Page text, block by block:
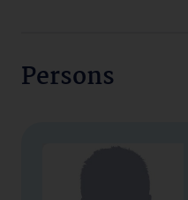
Persons